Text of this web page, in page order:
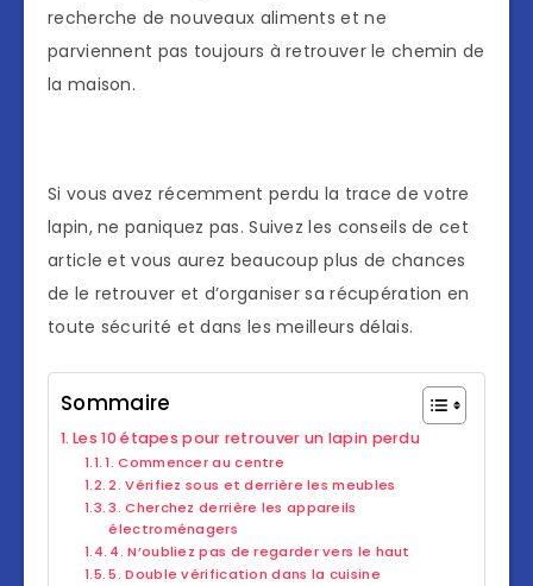
recherche de nouveaux aliments et ne
parviennent pas toujours à retrouver le chemin de
la maison.
Si vous avez récemment perdu la trace de votre
lapin, ne paniquez pas. Suivez les conseils de cet
article et vous aurez beaucoup plus de chances
de le retrouver et d’organiser sa récupération en
toute sécurité et dans les meilleurs délais.
Sommaire
Les 10 étapes pour retrouver un lapin perdu
1. Commencer au centre
2. Vérifiez sous et derrière les meubles
3. Cherchez derrière les appareils
électroménagers
4. N’oubliez pas de regarder vers le haut
5. Double vérification dans la cuisine